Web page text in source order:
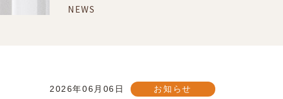
NEWS
2026年06月06日 お知らせ